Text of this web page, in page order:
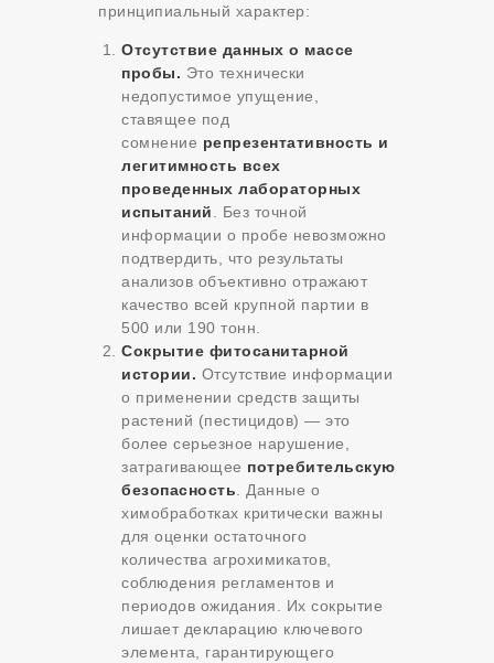
принципиальный характер:
Отсутствие данных о массе
пробы. Это технически
недопустимое упущение,
ставящее под
сомнение репрезентативность и
легитимность всех
проведенных лабораторных
испытаний . Без точной
информации о пробе невозможно
подтвердить, что результаты
анализов объективно отражают
качество всей крупной партии в
500 или 190 тонн.
Сокрытие фитосанитарной
истории. Отсутствие информации
о применении средств защиты
растений (пестицидов) — это
более серьезное нарушение,
затрагивающее потребительскую
безопасность . Данные о
химобработках критически важны
для оценки остаточного
количества агрохимикатов,
соблюдения регламентов и
периодов ожидания. Их сокрытие
лишает декларацию ключевого
элемента, гарантирующего